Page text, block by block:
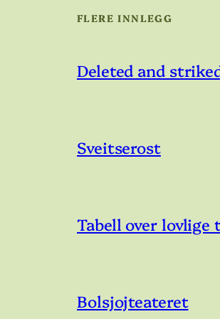
FLERE INNLEGG
Deleted and
Sveitserost
Tabell over lovlige
Bolsjojteateret